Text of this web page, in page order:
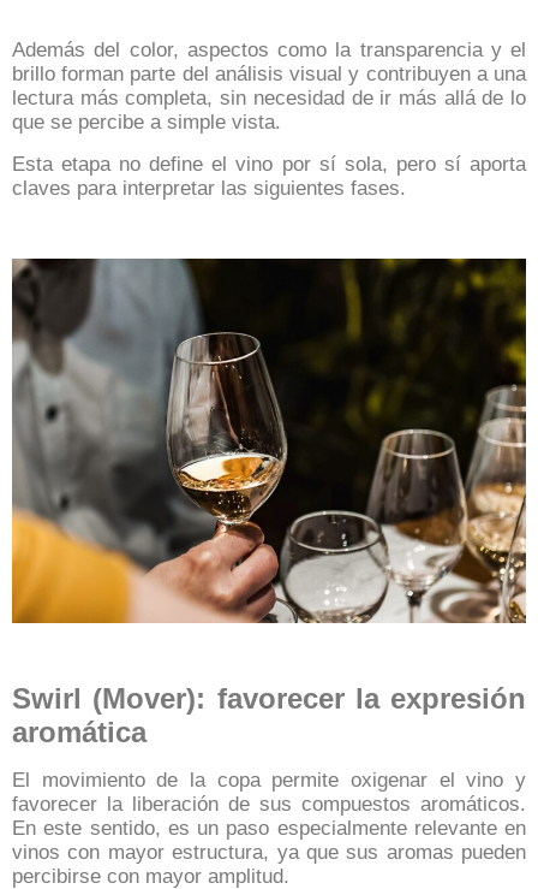
Además del color, aspectos como la transparencia y el
brillo forman parte del análisis visual y contribuyen a una
lectura más completa, sin necesidad de ir más allá de lo
que se percibe a simple vista.
Esta etapa no define el vino por sí sola, pero sí aporta
claves para interpretar las siguientes fases.
Swirl (Mover): favorecer la expresión
aromática
El movimiento de la copa permite oxigenar el vino y
favorecer la liberación de sus compuestos aromáticos.
En este sentido, es un paso especialmente relevante en
vinos con mayor estructura, ya que sus aromas pueden
percibirse con mayor amplitud.